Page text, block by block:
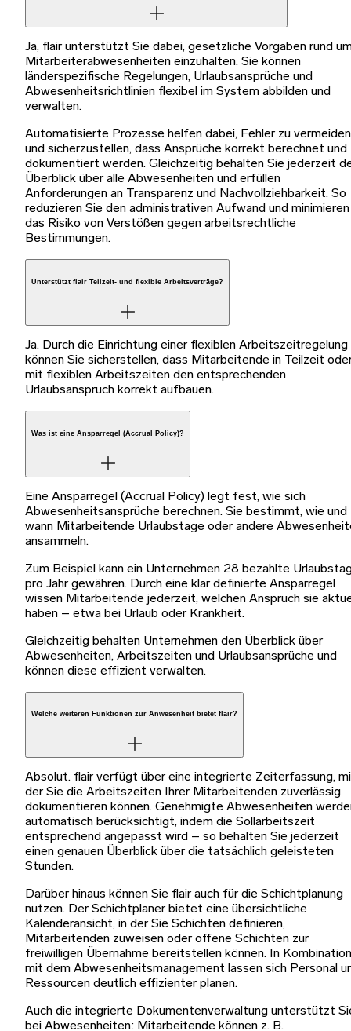
Ja, flair unterstützt Sie dabei, gesetzliche Vorgaben rund
Mitarbeiterabwesenheiten einzuhalten. Sie können
länderspezifische Regelungen, Urlaubsansprüche und
Abwesenheitsrichtlinien flexibel im System abbilden und
verwalten.
Automatisierte Prozesse helfen dabei, Fehler zu vermeiden
und sicherzustellen, dass Ansprüche korrekt berechnet und
dokumentiert werden. Gleichzeitig behalten Sie jederzeit
Überblick über alle Abwesenheiten und erfüllen
Anforderungen an Transparenz und Nachvollziehbarkeit. So
reduzieren Sie den administrativen Aufwand und minimieren
das Risiko von Verstößen gegen arbeitsrechtliche
Bestimmungen.
Unterstützt flair Teilzeit- und flexible Arbeitsverträge?
Ja. Durch die Einrichtung einer flexiblen Arbeitszeitregelung
können Sie sicherstellen, dass Mitarbeitende in Teilzeit
mit flexiblen Arbeitszeiten den entsprechenden
Urlaubsanspruch korrekt aufbauen.
Was ist eine Ansparregel (Accrual Policy)?
Eine Ansparregel (Accrual Policy) legt fest, wie sich
Abwesenheitsansprüche berechnen. Sie bestimmt, wie und
wann Mitarbeitende Urlaubstage oder andere
ansammeln.
Zum Beispiel kann ein Unternehmen 28 bezahlte
pro Jahr gewähren. Durch eine klar definierte Ansparregel
wissen Mitarbeitende jederzeit, welchen Anspruch sie
haben – etwa bei Urlaub oder Krankheit.
Gleichzeitig behalten Unternehmen den Überblick über
Abwesenheiten, Arbeitszeiten und Urlaubsansprüche und
können diese effizient verwalten.
Welche weiteren Funktionen zur Anwesenheit bietet flair?
Absolut. flair verfügt über eine integrierte Zeiterfassung,
der Sie die Arbeitszeiten Ihrer Mitarbeitenden zuverlässig
dokumentieren können. Genehmigte Abwesenheiten
automatisch berücksichtigt, indem die Sollarbeitszeit
entsprechend angepasst wird – so behalten Sie jederzeit
einen genauen Überblick über die tatsächlich geleisteten
Stunden.
Darüber hinaus können Sie flair auch für die Schichtplanung
nutzen. Der Schichtplaner bietet eine übersichtliche
Kalenderansicht, in der Sie Schichten definieren,
Mitarbeitenden zuweisen oder offene Schichten zur
freiwilligen Übernahme bereitstellen können. In Kombination
mit dem Abwesenheitsmanagement lassen sich Personal
Ressourcen deutlich effizienter planen.
Auch die integrierte Dokumentenverwaltung unterstützt
bei Abwesenheiten: Mitarbeitende können z. B.